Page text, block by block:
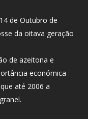
de Outubro de
da oitava geração
de azeitona e
económica
até 2006 a